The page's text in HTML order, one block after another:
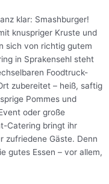
klar: Smashburger!
knuspriger Kruste und
sich von richtig gutem
in Sprakensehl steht
Foodtruck-
zubereitet – heiß, saftig
Pommes und
oder große
Catering bringt ihr
zufriedene Gäste. Denn
gutes Essen – vor allem,